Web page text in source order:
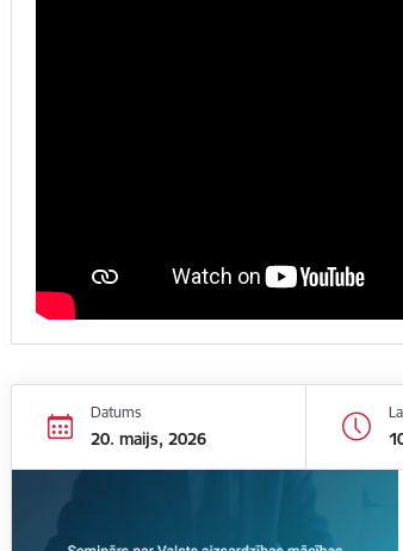
Datums
20. maijs, 2026